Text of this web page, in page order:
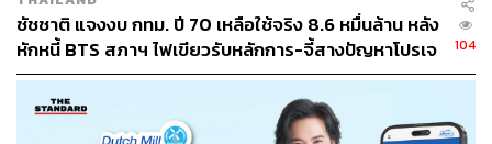
ชัชชาติ แจงงบ กทม. ปี 70 เหลือใช้จริง 8.6 หมื่นล้าน หลัง
หักหนี้ BTS สภาฯ ไฟเขียวรับหลักการ-จี้สางปัญหาโปรเจ
กต์ล่าช้า
104